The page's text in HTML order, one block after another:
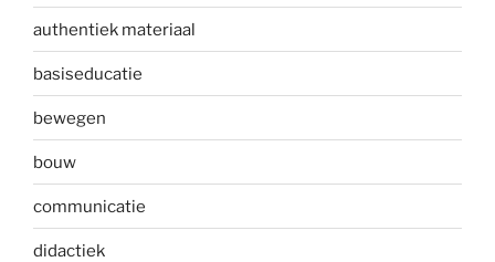
authentiek materiaal
basiseducatie
bewegen
bouw
communicatie
didactiek